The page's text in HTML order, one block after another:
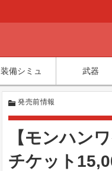
装備シミュ 武器
発売前情報
【モンハン
チケット